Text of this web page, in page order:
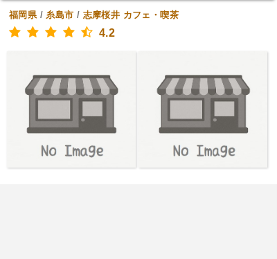
福岡県/糸島市 / 志摩桜井 カフェ・喫茶
4.2